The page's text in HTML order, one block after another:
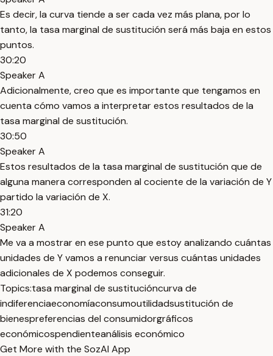
Es decir, la curva tiende a ser cada vez más plana, por lo
tanto, la tasa marginal de sustitución será más baja en estos
puntos.
30:20
Speaker A
Adicionalmente, creo que es importante que tengamos en
cuenta cómo vamos a interpretar estos resultados de la
tasa marginal de sustitución.
30:50
Speaker A
Estos resultados de la tasa marginal de sustitución que de
alguna manera corresponden al cociente de la variación de Y
partido la variación de X.
31:20
Speaker A
Me va a mostrar en ese punto que estoy analizando cuántas
unidades de Y vamos a renunciar versus cuántas unidades
adicionales de X podemos conseguir.
Topics:tasa marginal de sustitucióncurva de
indiferenciaeconomíaconsumoutilidadsustitución de
bienespreferencias del consumidorgráficos
económicospendienteanálisis económico
Get More with the SozAI App